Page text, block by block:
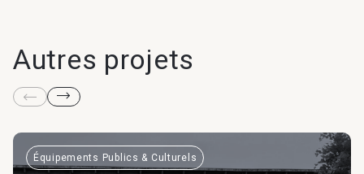
Autres projets
Équipements Publics & Culturels